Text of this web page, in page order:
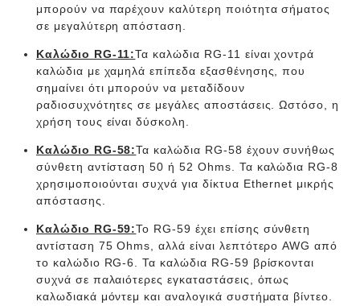
μπορούν να παρέχουν καλύτερη ποιότητα σήματος
σε μεγαλύτερη απόσταση.
Καλώδιο RG-11:Τα καλώδια RG-11 είναι χοντρά
καλώδια με χαμηλά επίπεδα εξασθένησης, που
σημαίνει ότι μπορούν να μεταδίδουν
ραδιοσυχνότητες σε μεγάλες αποστάσεις. Ωστόσο, η
χρήση τους είναι δύσκολη.
Καλώδιο RG-58:Τα καλώδια RG-58 έχουν συνήθως
σύνθετη αντίσταση 50 ή 52 Ohms. Τα καλώδια RG-8
χρησιμοποιούνται συχνά για δίκτυα Ethernet μικρής
απόστασης.
Καλώδιο RG-59:Το RG-59 έχει επίσης σύνθετη
αντίσταση 75 Ohms, αλλά είναι λεπτότερο AWG από
το καλώδιο RG-6. Τα καλώδια RG-59 βρίσκονται
συχνά σε παλαιότερες εγκαταστάσεις, όπως
καλωδιακά μόντεμ και αναλογικά συστήματα βίντεο.